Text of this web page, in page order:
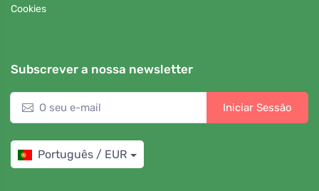
Cookies
Subscrever a nossa newsletter
Iniciar Sessão
Português / EUR